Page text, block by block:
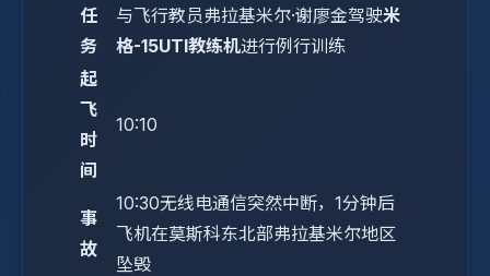
任
务
与飞行教员弗拉基米尔·谢廖金驾驶米
格-15UTI教练机进行例行训练
起
飞
时
间
10:10
事
故
10:30无线电通信突然中断，1分钟后
飞机在莫斯科东北部弗拉基米尔地区
坠毁